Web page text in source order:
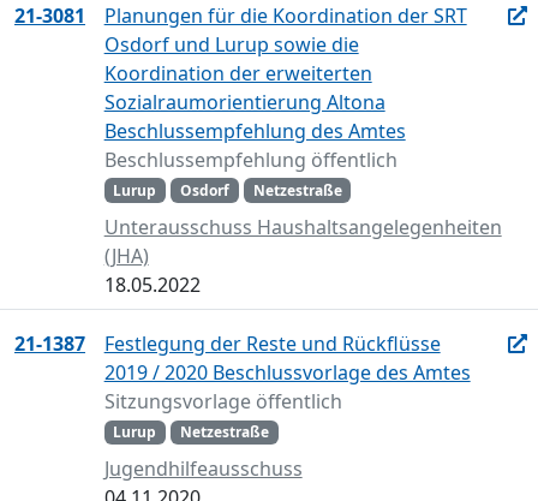
21-3081
Planungen für die Koordination der SRT
Osdorf und Lurup sowie die
Koordination der erweiterten
Sozialraumorientierung Altona
Beschlussempfehlung des Amtes
Beschlussempfehlung öffentlich
Lurup Osdorf Netzestraße
Unterausschuss Haushaltsangelegenheiten
(JHA)
18.05.2022
21-1387
Festlegung der Reste und Rückflüsse
2019 / 2020 Beschlussvorlage des Amtes
Sitzungsvorlage öffentlich
Lurup Netzestraße
Jugendhilfeausschuss